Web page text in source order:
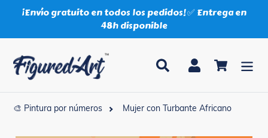
directamente
¡Envío gratuito en todos los pedidos! ✅ Entrega en
48h disponible
Buscar IngresarCarrito
🎨 Pintura por números Mujer con Turbante Africano